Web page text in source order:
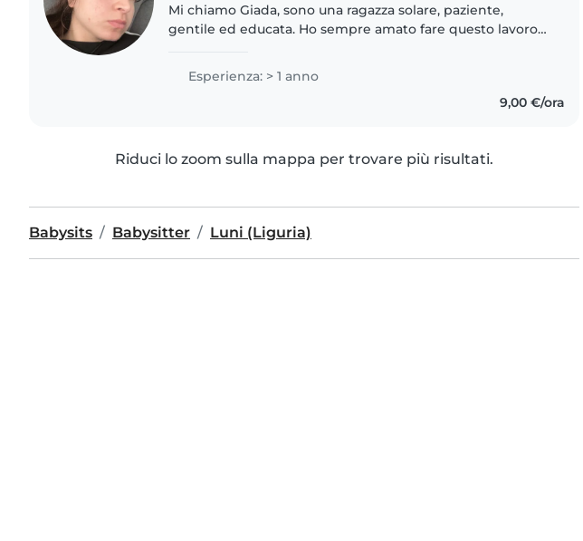
Mi chiamo Giada, sono una ragazza solare, paziente,
gentile ed educata. Ho sempre amato fare questo lavoro
diverse esperienze..
Esperienza: > 1 anno
9,00 €/ora
Riduci lo zoom sulla mappa per trovare più risultati.
Babysits Babysitter Luni (Liguria)